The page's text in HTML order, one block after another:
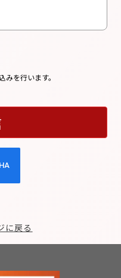
に戻る